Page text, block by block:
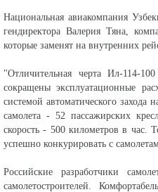
Национальная авиакомпания
гендиректора Валерия Тяна,
которые заменят на внутренних
"Отличительная черта Ил-114-
сокращены эксплуатационные
системой автоматического
самолета - 52 пассажирских
скорость - 500 километров в час.
успешно конкурировать с
Российские разработчики
самолетостроителей.